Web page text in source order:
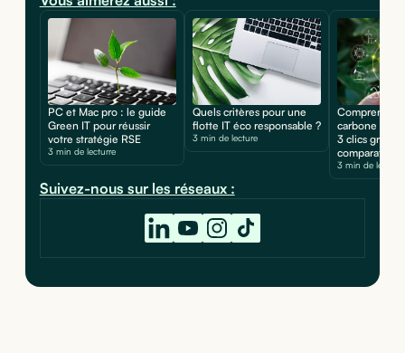
PC et Mac pro : le guide
Green IT pour réussir
votre stratégie RSE
3 min de lecturre
Quels critères pour une
flotte IT éco responsable ?
3 min de lecture
Comprendre
carbone de
3 clics grâce
comparateur
3 min de lecture
Suivez-nous sur les réseaux :